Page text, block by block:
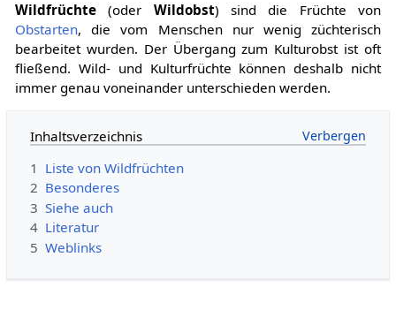
Wildfrüchte(oder Wildobst) sind die Früchte von
Obstarten, die vom Menschen nur wenig züchterisch
bearbeitet wurden. Der Übergang zum Kulturobst ist oft
fließend. Wild- und Kulturfrüchte können deshalb nicht
immer genau voneinander unterschieden werden.
Inhaltsverzeichnis
1 Liste von Wildfrüchten
2 Besonderes
3 Siehe auch
4 Literatur
5 Weblinks